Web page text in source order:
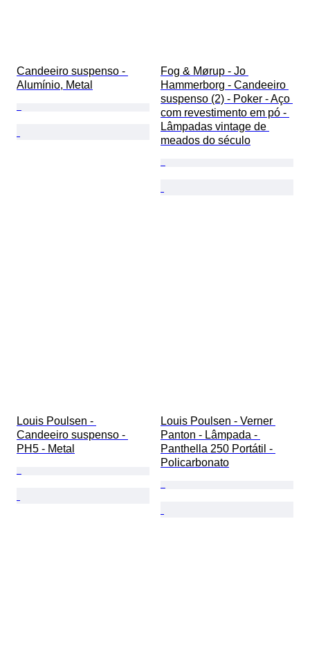
Candeeiro suspenso -
Alumínio, Metal
Fog & Mørup - Jo
Hammerborg - Candeeiro
suspenso (2) - Poker - Aço
com revestimento em pó -
Lâmpadas vintage de
meados do século
Louis Poulsen -
Candeeiro suspenso -
PH5 - Metal
Louis Poulsen - Verner
Panton - Lâmpada -
Panthella 250 Portátil -
Policarbonato